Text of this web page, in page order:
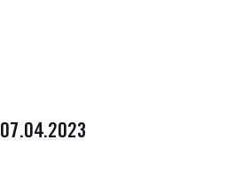
07.04.2023